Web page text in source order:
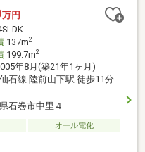
万円
137m2
199.7m2
年8月(築21年1ヶ月)
石線 陸前山下駅 徒歩11分
石巻市中里４
オール電化